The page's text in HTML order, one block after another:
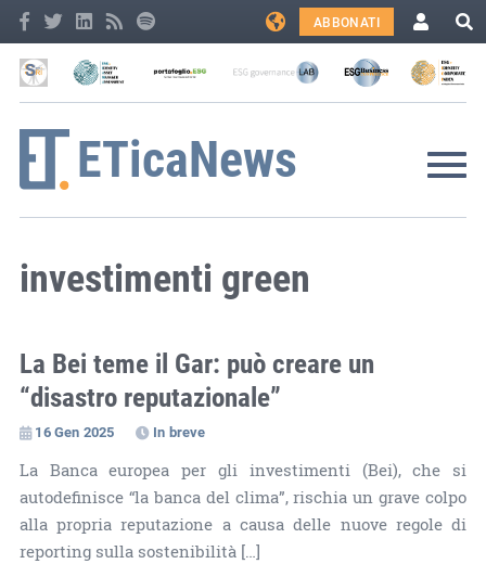
ABBONATI
investimenti green
La Bei teme il Gar: può creare un
“disastro reputazionale”
16 Gen 2025 In breve
La Banca europea per gli investimenti (Bei), che si
autodefinisce “la banca del clima”, rischia un grave colpo
alla propria reputazione a causa delle nuove regole di
reporting sulla sostenibilità […]